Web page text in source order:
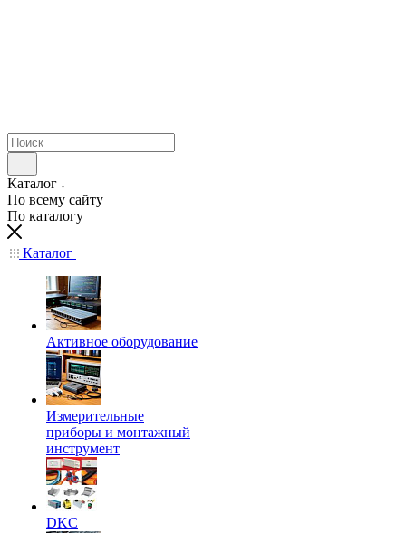
Каталог
По всему сайту
По каталогу
Каталог
Активное оборудование
Измерительные
приборы и монтажный
инструмент
DKC